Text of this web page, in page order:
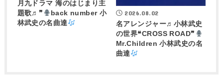
月九ドラマ 海のはじまり主
題歌♬❞
back number 小
林武史の名曲達
2026.08.02
名アレンジャー♬ 小林武史
の世界❝CROSS ROAD❞
Mr.Children 小林武史の名
曲達